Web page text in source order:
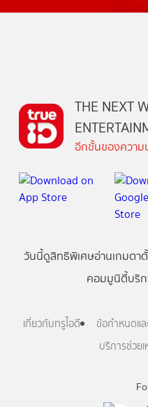
THE NEXT
อีกขั้นของความ
วันนี้ดูสิทธิพิเศษอ่านเกมตา
คอมมูนิตี้บริ
เกี่ยวกับทรูไอดี ข้อกำหนดแล
บริการช่วย